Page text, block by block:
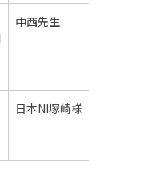
中西先生
日本NI塚崎様